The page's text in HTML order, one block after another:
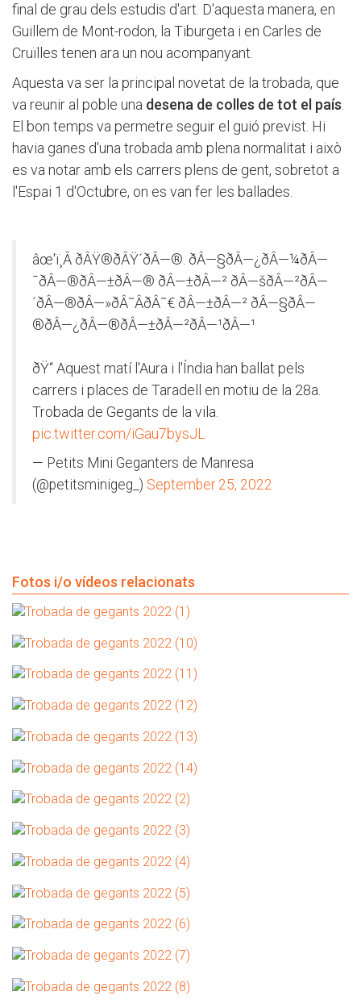
final de grau dels estudis d'art. D'aquesta manera, en
Guillem de Mont-rodon, la Tiburgeta i en Carles de
Cruïlles tenen ara un nou acompanyant.
Aquesta va ser la principal novetat de la trobada, que
va reunir al poble una desena de colles de tot el país
El bon temps va permetre seguir el guió previst. Hi
havia ganes d'una trobada amb plena normalitat i això
es va notar amb els carrers plens de gent, sobretot a
l'Espai 1 d'Octubre, on es van fer les ballades.
âœ'ï¸Â ðÂŸ®ðÂŸ´ðÂ—®. ðÂ—§ðÂ—¿ðÂ—¼ðÂ—
¯ðÂ—®ðÂ—±ðÂ—® ðÂ—±ðÂ—² ðÂ—šðÂ—²ðÂ—
´ðÂ—®ðÂ—»ðÂ˜ÂðÂ˜€ ðÂ—±ðÂ—² ðÂ—§ðÂ—
®ðÂ—¿ðÂ—®ðÂ—±ðÂ—²ðÂ—¹ðÂ—¹
ðŸ‘‘ Aquest matí l'Aura i l'Índia han ballat pels
carrers i places de Taradell en motiu de la 28a.
Trobada de Gegants de la vila.
pic.twitter.com/iGau7bysJL
— Petits Mini Geganters de Manresa
(@petitsminigeg_) September 25, 2022
Fotos i/o vídeos relacionats